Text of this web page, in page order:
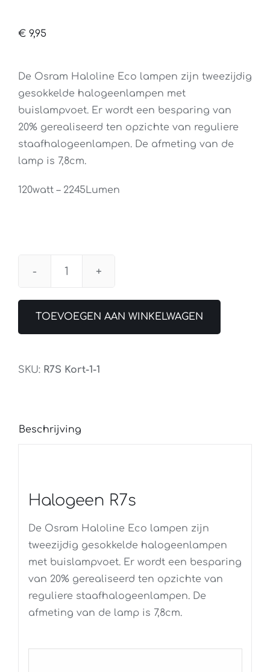
€ 9,95
De Osram Haloline Eco lampen zijn tweezijdig
gesokkelde halogeenlampen met
buislampvoet. Er wordt een besparing van
20% gerealiseerd ten opzichte van reguliere
staafhalogeenlampen. De afmeting van de
lamp is 7,8cm.
120watt – 2245Lumen
R7S
Watt
TOEVOEGEN AAN WINKELWAGEN
SKU: R7S Kort-1-1
Beschrijving
Halogeen R7s
De Osram Haloline Eco lampen zijn
tweezijdig gesokkelde halogeenlampen
met buislampvoet. Er wordt een besparing
van 20% gerealiseerd ten opzichte van
reguliere staafhalogeenlampen. De
afmeting van de lamp is 7,8cm.